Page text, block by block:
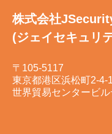
株式会社
(ジェイセキュリ
〒105-5117
東京都港区浜松町2-4-1
世界貿易センタービ